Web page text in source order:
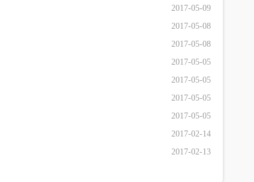
2017-05-09
2017-05-08
2017-05-08
2017-05-05
2017-05-05
2017-05-05
2017-05-05
2017-02-14
2017-02-13